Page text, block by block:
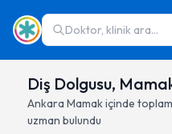
Doktor, klinik ara...
Diş Dolgusu,
Ankara Mamakiçinde toplam
uzman bulundu